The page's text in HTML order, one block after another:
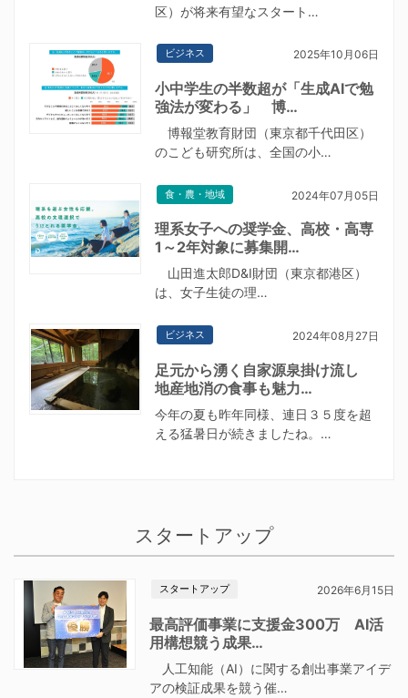
区）が将来有望なスタート…
ビジネス 2025年10月06日
小中学生の半数超が「生成AIで勉
強法が変わる」 博…
博報堂教育財団（東京都千代田区）
のこども研究所は、全国の小…
食・農・地域 2024年07月05日
理系女子への奨学金、高校・高専
1～2年対象に募集開…
山田進太郎D&I財団（東京都港区）
は、女子生徒の理…
ビジネス 2024年08月27日
足元から湧く自家源泉掛け流し
地産地消の食事も魅力…
今年の夏も昨年同様、連日３５度を超
える猛暑日が続きましたね。…
スタートアップ
スタートアップ 2026年6月15日
最高評価事業に支援金300万 AI活
用構想競う成果…
人工知能（AI）に関する創出事業アイデ
アの検証成果を競う催…